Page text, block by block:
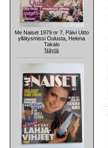
Me Naiset 1979 nr 7, Päivi Uitto
yllätysmissi Oulusta, Helena
Takalo
Näytä